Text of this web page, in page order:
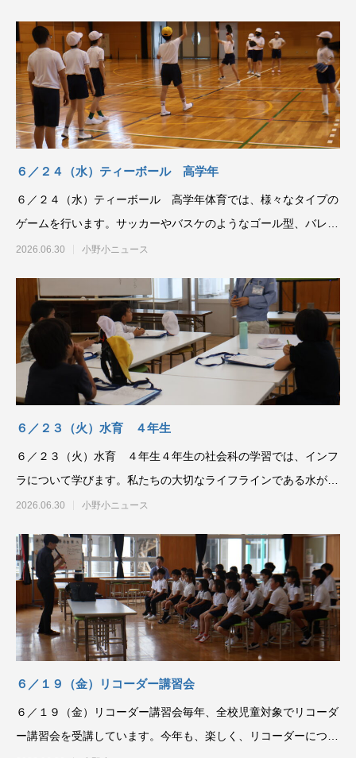
６／２４（水）ティーボール 高学年
６／２４（水）ティーボール 高学年体育では、様々なタイプの
ゲームを行います。サッカーやバスケのようなゴール型、バレー
のようなネット型、タ
2026.06.30 小野小ニュース
６／２３（火）水育 ４年生
６／２３（火）水育 ４年生４年生の社会科の学習では、インフ
ラについて学びます。私たちの大切なライフラインである水がど
のように口まで届くの
2026.06.30 小野小ニュース
６／１９（金）リコーダー講習会
６／１９（金）リコーダー講習会毎年、全校児童対象でリコーダ
ー講習会を受講しています。今年も、楽しく、リコーダーについ